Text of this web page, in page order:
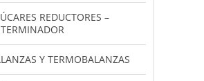
REDUCTORES –
Y TERMOBALANZAS